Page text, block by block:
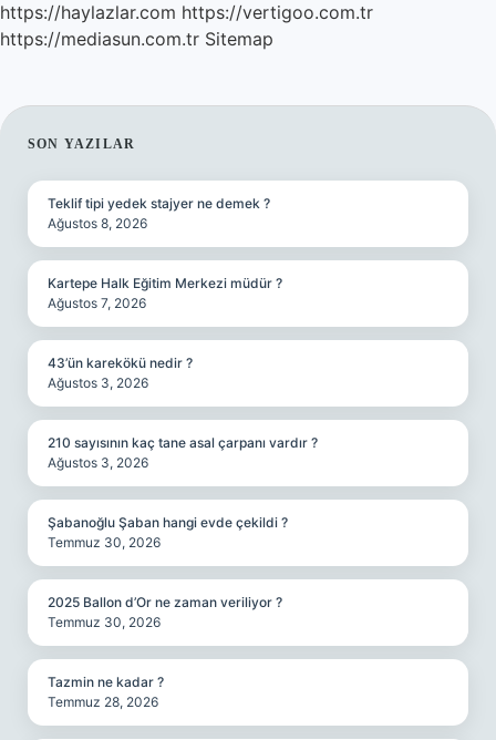
https://haylazlar.com https://vertigoo.com.tr
https://mediasun.com.tr Sitemap
SIDEBAR
SON YAZILAR
Teklif tipi yedek stajyer ne demek ?
Ağustos 8, 2026
Kartepe Halk Eğitim Merkezi müdür ?
Ağustos 7, 2026
43’ün karekökü nedir ?
Ağustos 3, 2026
210 sayısının kaç tane asal çarpanı vardır ?
Ağustos 3, 2026
Şabanoğlu Şaban hangi evde çekildi ?
Temmuz 30, 2026
2025 Ballon d’Or ne zaman veriliyor ?
Temmuz 30, 2026
Tazmin ne kadar ?
Temmuz 28, 2026